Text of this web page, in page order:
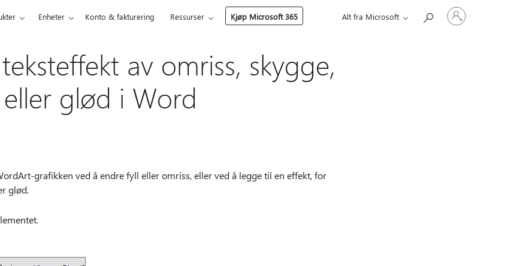
Enheter Konto & fakturering Ressurser Kjøp Microsoft 365 Alt fra Microsoft
Logg
på
kontoen
av omriss, skygge,
glød i Word
grafikken ved å endre fyll eller omriss, eller ved å legge til en effekt, for
glød.